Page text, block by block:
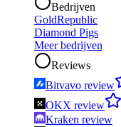
Bedrijven
GoldRepublic
Diamond Pigs
Meer bedrijven
Reviews
Bitvavo review
OKX review
Kraken review